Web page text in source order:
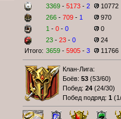
3369 - 5173 - 2
10772
266 - 709 - 1
970
1 - 0 - 0
0
23 - 23 - 0
24
Итого: 3659 - 5905 - 3 11766
Клан-Лига:
Боёв: 53 (53/60)
Побед: 24 (24/30)
Побед подряд: 1 (